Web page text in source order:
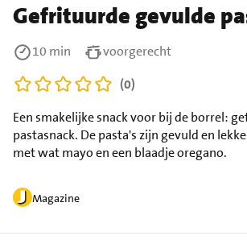
Gefrituurde gevulde
Magazine
Een smakelijke snack voor bij de borrel:
pastasnack. De pasta's zijn gevuld en
met wat mayo en een blaadje oregano.
10 min
voorgerecht
(0)